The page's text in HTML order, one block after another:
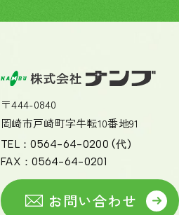
〒444-0840
岡崎市戸崎町字牛転10番地91
TEL：0564-64-0200(代)
FAX：0564-64-0201
お問い合わせ